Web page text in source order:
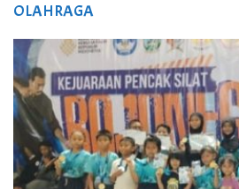
OLAHRAGA